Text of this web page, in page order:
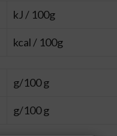
kJ / 100g
kcal / 100g
g/100 g
g/100 g